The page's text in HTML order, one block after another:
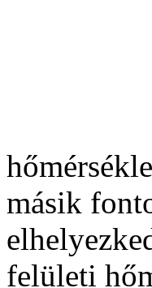
másik
felületi